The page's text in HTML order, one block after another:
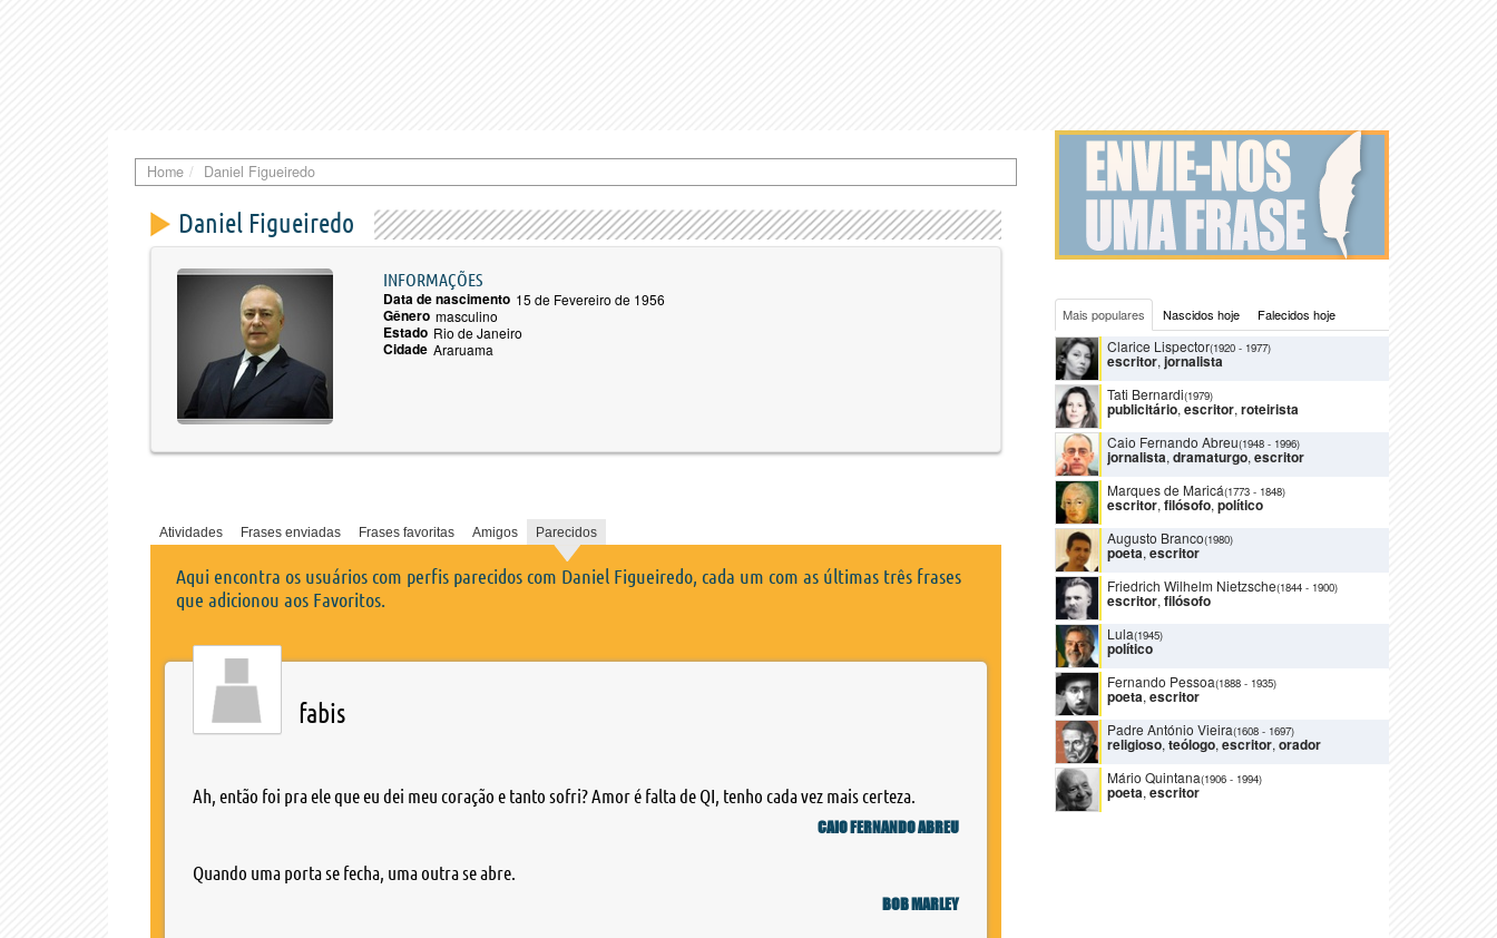
Home Daniel Figueiredo
Daniel Figueiredo
INFORMAÇÕES
Data de nascimento 15 de Fevereiro de 1956
Gênero masculino
Estado Rio de Janeiro
Cidade Araruama
Atividades Frases enviadas Frases favoritas Amigos Parecidos
Aqui encontra os usuários com perfis parecidos com Daniel Figueiredo, cada um com as últimas três frases
que adicionou aos Favoritos.
fabis
Ah, então foi pra ele que eu dei meu coração e tanto sofri? Amor é falta de QI, tenho cada vez mais certeza.
CAIO FERNANDO ABREU
Quando uma porta se fecha, uma outra se abre.
BOB MARLEY
Mais populares Nascidos hoje Falecidos hoje
Clarice Lispector(1920 - 1977)
escritor, jornalista
Tati Bernardi(1979)
publicitário, escritor, roteirista
Caio Fernando Abreu(1948 - 1996)
jornalista, dramaturgo, escritor
Marques de Maricá(1773 - 1848)
escritor, filósofo, político
Augusto Branco(1980)
poeta, escritor
Friedrich Wilhelm Nietzsche(1844 - 1900)
escritor, filósofo
Lula(1945)
político
Fernando Pessoa(1888 - 1935)
poeta, escritor
Padre António Vieira(1608 - 1697)
religioso, teólogo, escritor, orador
Mário Quintana(1906 - 1994)
poeta, escritor